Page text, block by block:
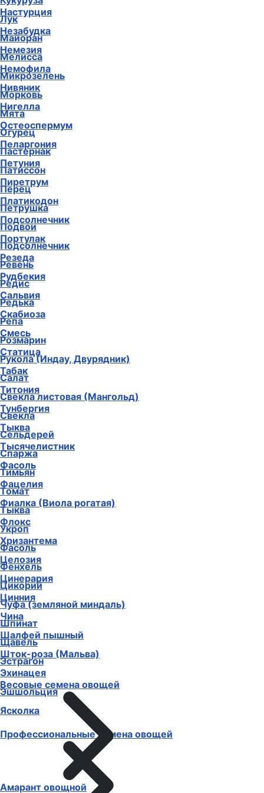
Настурция
Незабудка
Немезия
Немофила
Нивяник
Нигелла
Остеоспермум
Пеларгония
Петуния
Пиретрум
Платикодон
Подсолнечник
Портулак
Резеда
Рудбекия
Сальвия
Скабиоза
Смесь
Статица
Табак
Титония
Тунбергия
Тыква
Тысячелистник
Фасоль
Фацелия
Фиалка (Виола рогатая)
Флокс
Хризантема
Целозия
Цинерария
Цинния
Чина
Шалфей пышный
Шток-роза (Мальва)
Эхинацея
Эшшольция
Ясколка
Профессиональные семена овощей
Лук
Майоран
Мелисса
Микрозелень
Морковь
Мята
Огурец
Пастернак
Патиссон
Перец
Петрушка
Подвои
Подсолнечник
Ревень
Редис
Редька
Репа
Розмарин
Рукола (Индау, Двурядник)
Салат
Свекла листовая (Мангольд)
Свекла
Сельдерей
Спаржа
Тимьян
Томат
Тыква
Укроп
Фасоль
Фенхель
Цикорий
Чуфа (земляной миндаль)
Шпинат
Щавель
Эстрагон
Весовые семена овощей
Амарант овощной